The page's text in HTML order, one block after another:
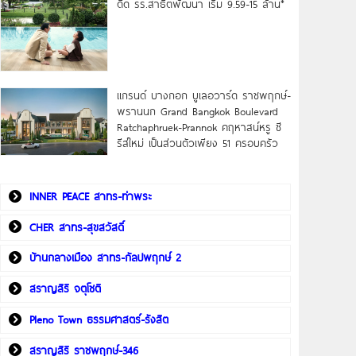
ดิด รร.สาธิตพัฒนา เริ่ม 9.59-15 ล้าน*
แกรนด์ บางกอก บูเลอวาร์ด ราชพฤกษ์-
พรานนก Grand Bangkok Boulevard
Ratchaphruek-Prannok คฤหาสน์หรู ซี
รีส์ใหม่ เป็นส่วนตัวเพียง 51 ครอบครัว
INNER PEACE สาทร-ท่าพระ
CHER สาทร-สุขสวัสดิ์
บ้านกลางเมือง สาทร-กัลปพฤกษ์ 2
สราญสิริ จตุโชติ
Pleno Town ธรรมศาสตร์-รังสิต
สราญสิริ ราชพฤกษ์-346